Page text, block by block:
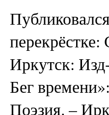
Иркутск:
Бег
Поэзия. –